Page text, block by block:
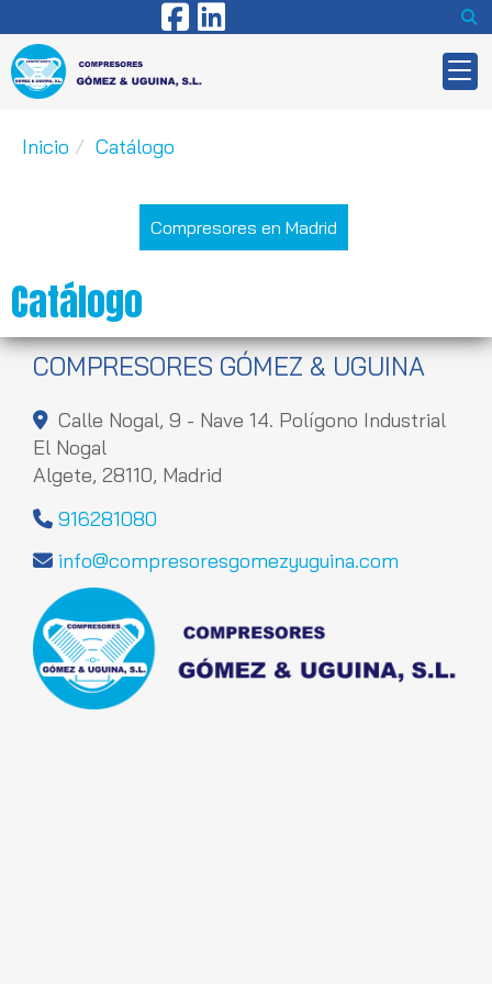
Inicio Catálogo
Compresores en Madrid
Catálogo
COMPRESORES GÓMEZ & UGUINA
Calle Nogal, 9 - Nave 14. Polígono Industrial
El Nogal
Algete, 28110, Madrid
916281080
info
compresoresgomezyuguina.com